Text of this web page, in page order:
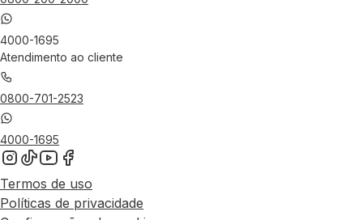
4000-1695
Atendimento ao cliente
0800-701-2523
4000-1695
Termos de uso
Políticas de privacidade